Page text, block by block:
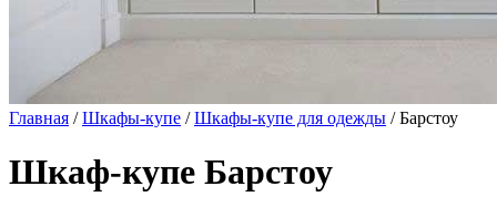
Главная /Шкафы-купе /Шкафы-купе для одежды / Барстоу
Шкаф-купе Барстоу